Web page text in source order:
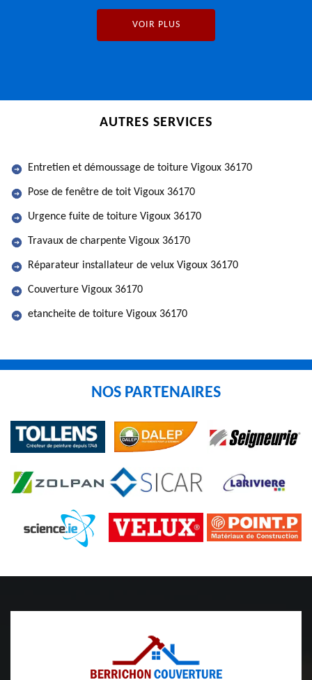
VOIR PLUS
AUTRES SERVICES
Entretien et démoussage de toiture Vigoux 36170
Pose de fenêtre de toit Vigoux 36170
Urgence fuite de toiture Vigoux 36170
Travaux de charpente Vigoux 36170
Réparateur installateur de velux Vigoux 36170
Couverture Vigoux 36170
etancheite de toiture Vigoux 36170
NOS PARTENAIRES